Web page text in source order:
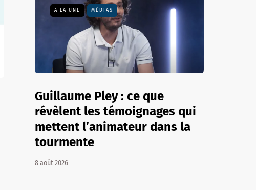
A LA UNE MÉDIAS
Guillaume Pley : ce que
révèlent les témoignages qui
mettent l’animateur dans la
tourmente
8 août 2026